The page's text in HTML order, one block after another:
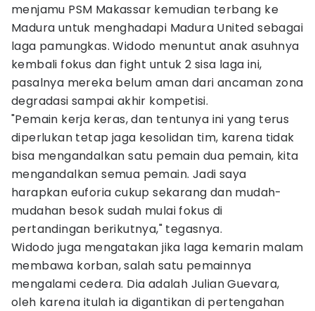
menjamu PSM Makassar kemudian terbang ke
Madura untuk menghadapi Madura United sebagai
laga pamungkas. Widodo menuntut anak asuhnya
kembali fokus dan fight untuk 2 sisa laga ini,
pasalnya mereka belum aman dari ancaman zona
degradasi sampai akhir kompetisi.
"Pemain kerja keras, dan tentunya ini yang terus
diperlukan tetap jaga kesolidan tim, karena tidak
bisa mengandalkan satu pemain dua pemain, kita
mengandalkan semua pemain. Jadi saya
harapkan euforia cukup sekarang dan mudah-
mudahan besok sudah mulai fokus di
pertandingan berikutnya," tegasnya.
Widodo juga mengatakan jika laga kemarin malam
membawa korban, salah satu pemainnya
mengalami cedera. Dia adalah Julian Guevara,
oleh karena itulah ia digantikan di pertengahan